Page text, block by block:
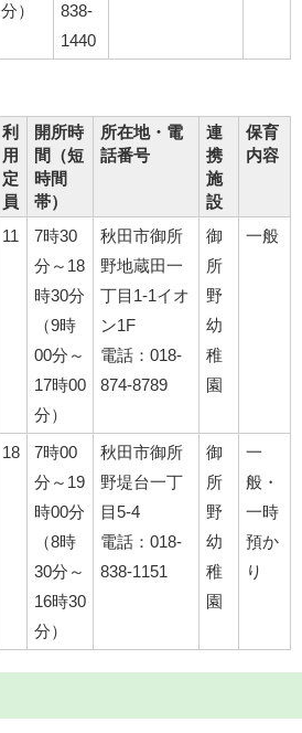
分）
838-
1440
利
用
定
員
開所時
間（短
時間
帯）
所在地・電
話番号
連
携
施
設
保育
内容
11
7時30
分～18
時30分
（9時
00分～
17時00
分）
秋田市御所
野地蔵田一
丁目1-1イオ
ン1F
電話：018-
874-8789
御
所
野
幼
稚
園
一般
18
7時00
分～19
時00分
（8時
30分～
16時30
分）
秋田市御所
野堤台一丁
目5-4
電話：018-
838-1151
御
所
野
幼
稚
園
一
般・
一時
預か
り